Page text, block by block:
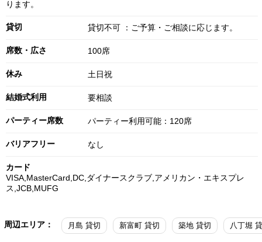
ります。
貸切 貸切不可 ：ご予算・ご相談に応じます。
席数・広さ 100席
休み 土日祝
結婚式利用 要相談
パーティー席数 パーティー利用可能：120席
バリアフリー なし
カード
VISA,MasterCard,DC,ダイナースクラブ,アメリカン・エキスプレ
ス,JCB,MUFG
周辺エリア： 月島 貸切 新富町 貸切 築地 貸切 八丁堀